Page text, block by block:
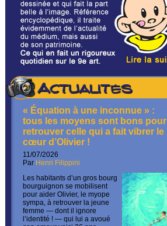
Actualités
« Équation à une inconnue » :
tous les moyens sont bons pour
retrouver celle qui a fait vibrer le
cœur d’Olivier !
11/07/2026
Par Henri Filippini
Les habitants d’un gros bourg
bourguignon se mobilisent
pour aider Olivier, le myope
sympa, à retrouver la jeune
femme — dont il ignore
l’identité ! — qui lui a avoué